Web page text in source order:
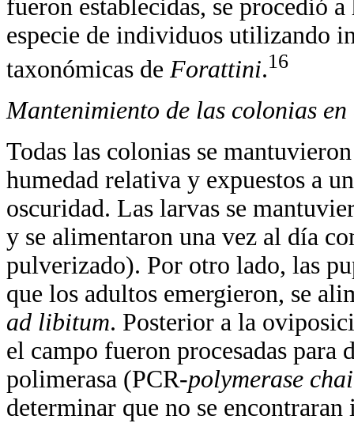
fueron establecidas, se procedió
especie de individuos utilizando
taxonómicas de Forattini.16
Mantenimiento de las colonias
Todas las colonias se
humedad relativa y expuestos a
oscuridad. Las larvas se
y se alimentaron una vez al día
pulverizado). Por otro lado, las
que los adultos emergieron, se
ad libitum. Posterior a la
el campo fueron procesadas para
polimerasa (PCR-polymerase
determinar que no se